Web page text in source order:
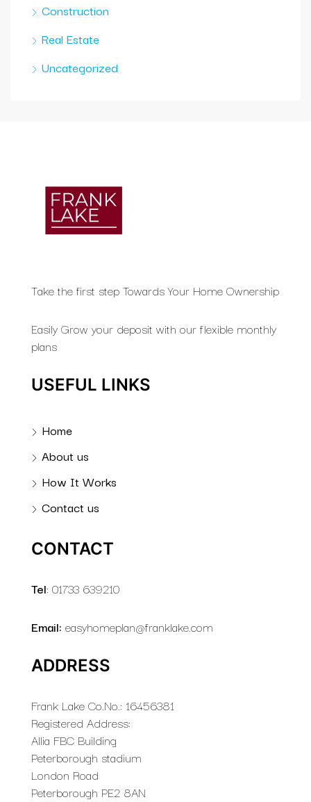
Construction
Real Estate
Uncategorized
Take the first step Towards Your Home Ownership
Easily Grow your deposit with our flexible monthly
plans
USEFUL LINKS
Home
About us
How It Works
Contact us
CONTACT
Tel: 01733 639210
Email: easyhomeplan@franklake.com
ADDRESS
Frank Lake Co.No.: 16456381
Registered Address:
Allia FBC Building
Peterborough stadium
London Road
Peterborough PE2 8AN